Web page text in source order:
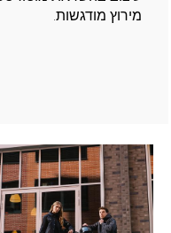
מירוץ מודגשות.